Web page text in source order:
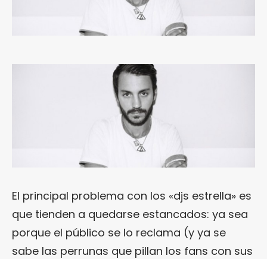
El principal problema con los «djs estrella» es
que tienden a quedarse estancados: ya sea
porque el público se lo reclama (y ya se
sabe las perrunas que pillan los fans con sus